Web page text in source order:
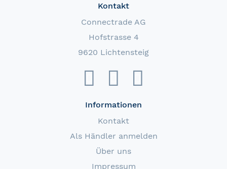
Kontakt
Connectrade AG
Hofstrasse 4
9620 Lichtensteig
Informationen
Kontakt
Als Händler anmelden
Über uns
Impressum